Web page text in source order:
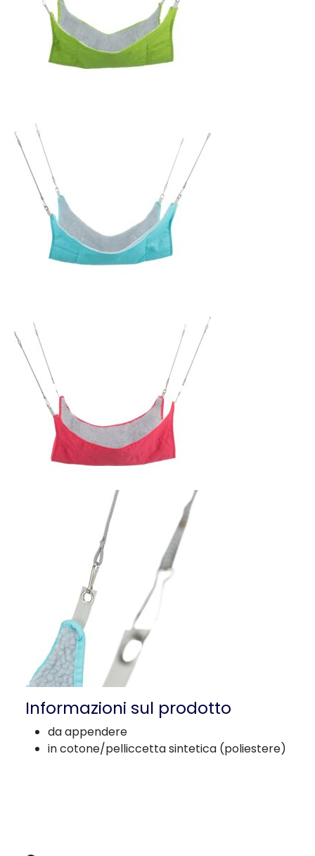
Informazioni sul prodotto
da appendere
in cotone/pelliccetta sintetica (poliestere)